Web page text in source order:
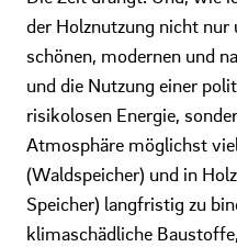
der Holznutzung nicht nur
schönen, modernen und
und die Nutzung einer
risikolosen Energie,
Atmosphäre möglichst
(Waldspeicher) und in
Speicher) langfristig zu
klimaschädliche